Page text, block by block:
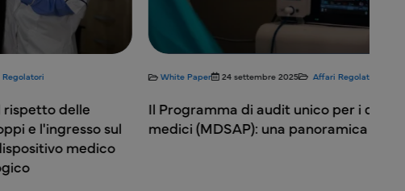
White Paper 24 settembre 2025 Affari Regolatori
Il Programma di audit unico per i dispositivi
medici (MDSAP): una panoramica
White Paper
sistemi di